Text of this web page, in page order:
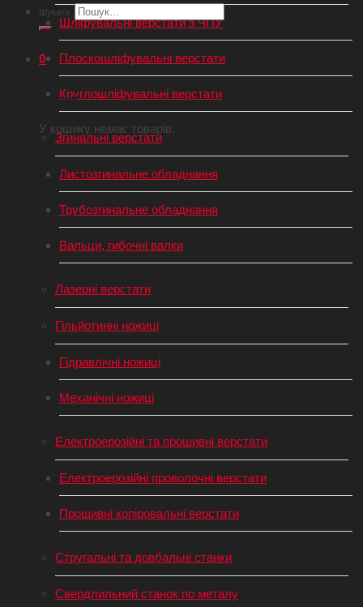
Шукати:
0
Кошик
У кошику немає товарів.
Шліфувальні верстати з ЧПУ
Плоскошліфувальні верстати
Круглошліфувальні верстати
Згинальні верстати
Листозгинальне обладнання
Трубозгинальне обладнання
Вальци, гибочні валки
Лазерні верстати
Гільйотинні ножиці
Гідравлічні ножиці
Механічні ножиці
Електроерозійні та прошивні верстати
Електроерозійні проволочні верстати
Прошивні копіровальні верстати
Стругальні та довбальні станки
Свердлильний станок по металу